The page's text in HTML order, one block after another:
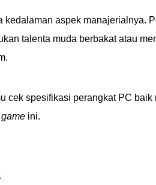
kedalaman aspek manajerialnya.
talenta muda berbakat atau
cek spesifikasi perangkat PC baik
game ini.